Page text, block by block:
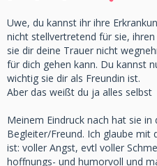
Uwe, du kannst ihr ihre
nicht stellvertretend für sie,
sie dir deine Trauer nicht
für dich gehen kann. Du kannst
wichtig sie dir als Freundin ist.
Aber das weißt du ja alles selbst
Meinem Eindruck nach hat sie in
Begleiter/Freund. Ich glaube mit
ist: voller Angst, evtl voller
hoffnungs- und humorvoll und